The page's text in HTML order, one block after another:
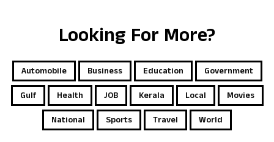
Looking For More?
Automobile Business Education
Government
Gulf
Health JOB Kerala Local
Movies
National
Sports Travel World